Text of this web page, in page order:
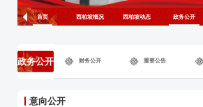
首页 西柏坡概况 西柏坡动态 政务公开
政务公开 财务公开 重要公告
意向公开